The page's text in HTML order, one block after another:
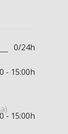
0/24h
- 15:00h
- 15:00h